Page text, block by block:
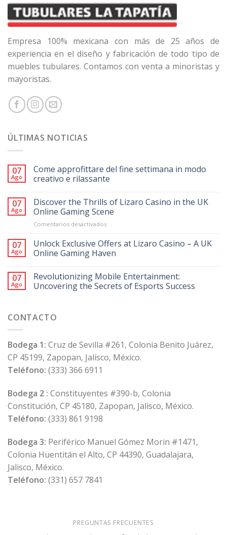
Empresa 100% mexicana con más de 25 años de
experiencia en el diseño y fabricación de todo tipo de
muebles tubulares. Contamos con venta a minoristas y
mayoristas.
ÚLTIMAS NOTICIAS
07
Ago
Come approfittare del fine settimana in modo
creativo e rilassante
07
Ago
Discover the Thrills of Lizaro Casino in the UK
Online Gaming Scene
Comentarios desactivadosen
the
Thrills
of
Casino
in
07
Ago
Unlock Exclusive Offers at Lizaro Casino – A UK
Online Gaming Haven
07
Ago
Revolutionizing Mobile Entertainment:
Uncovering the Secrets of Esports Success
CONTACTO
Bodega 1: Cruz de Sevilla #261, Colonia Benito Juárez,
CP 45199, Zapopan, Jalisco, México.
Teléfono: (333) 366 6911
Bodega 2 : Constituyentes #390-b, Colonia
Constitución, CP 45180, Zapopan, Jalisco, México.
Teléfono: (333) 861 9198
Bodega 3: Periférico Manuel Gómez Morin #1471,
Colonia Huentitán el Alto, CP 44390, Guadalajara,
Jalisco, México.
Teléfono: (331) 657 7841
PREGUNTAS FRECUENTES